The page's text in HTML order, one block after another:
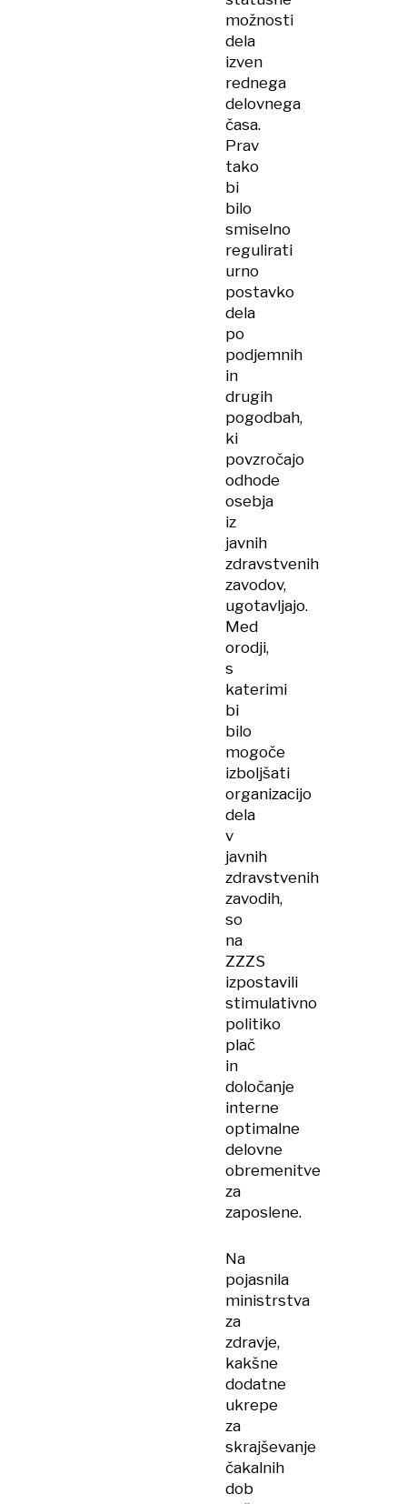
možnosti
dela
izven
rednega
delovnega
časa.
Prav
tako
bi
bilo
smiselno
regulirati
urno
postavko
dela
po
podjemnih
in
drugih
pogodbah,
ki
povzročajo
odhode
osebja
iz
javnih
zdravstvenih
zavodov,
ugotavljajo.
Med
orodji,
s
katerimi
bi
bilo
mogoče
izboljšati
organizacijo
dela
v
javnih
zdravstvenih
zavodih,
so
na
ZZZS
izpostavili
stimulativno
politiko
plač
in
določanje
interne
optimalne
delovne
obremenitve
za
zaposlene.
Na
pojasnila
ministrstva
za
zdravje,
kakšne
dodatne
ukrepe
za
skrajševanje
čakalnih
dob